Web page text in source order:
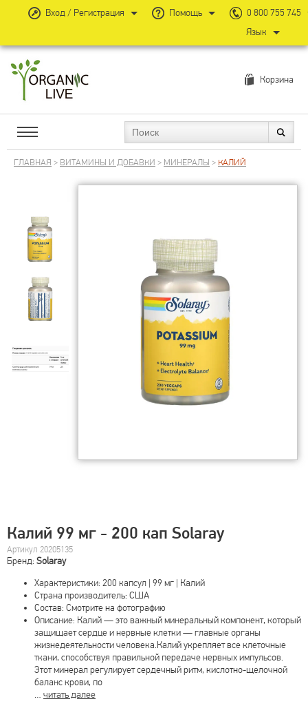
Корзина
ГЛАВНАЯ > ВИТАМИНЫ И ДОБАВКИ > МИНЕРАЛЫ > КАЛИЙ
Калий 99 мг - 200 кап Solaray
Артикул 20205135
Бренд: Solaray
Характеристики: 200 капсул | 99 мг | Калий
Страна производитель: США
Состав: Смотрите на фотографию
Описание: Калий — это важный минеральный компонент, который
защищает сердце и нервные клетки — главные органы
жизнедеятельности человека.Калий укрепляет все клеточные
ткани, способствуя правильной передаче нервных импульсов.
Этот минерал регулирует сердечный ритм, кислотно-щелочной
баланс крови, по
… читать далее
Вход / Регистрация Помощь
0 800 755 745
Язык